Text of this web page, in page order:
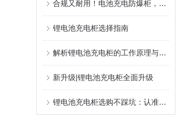
合规又耐用！电池充电防爆柜，防爆阻燃+智能监测，充电更安心
锂电池充电柜选择指南
解析锂电池充电柜的工作原理与选购要点
新升级|锂电池充电柜全面升级
锂电池充电柜选购不踩坑：认准无锡昱邦安这家信誉制造商